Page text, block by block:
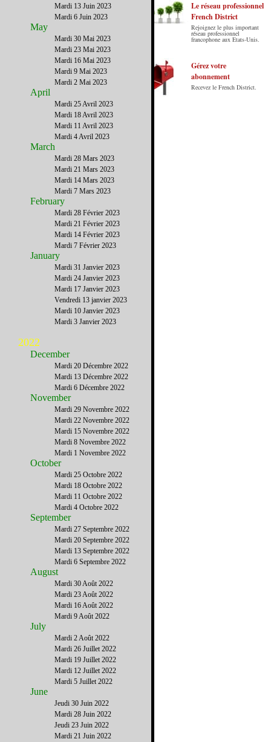
Le French District est le premier guide sur
internet en Français sur les Etats-Unis.
Notre principe : Le meilleur des Etats-Unis
par ceux qui y vivent.
Le réseau professionnel
French District
Rejoignez le plus important
réseau professionnel
francophone aux Etats-Unis.
Gérez votre
abonnement
Recevez le French District.
Mardi 13 Juin 2023
Mardi 6 Juin 2023
May
Mardi 30 Mai 2023
Mardi 23 Mai 2023
Mardi 16 Mai 2023
Mardi 9 Mai 2023
Mardi 2 Mai 2023
April
Mardi 25 Avril 2023
Mardi 18 Avril 2023
Mardi 11 Avril 2023
Mardi 4 Avril 2023
March
Mardi 28 Mars 2023
Mardi 21 Mars 2023
Mardi 14 Mars 2023
Mardi 7 Mars 2023
February
Mardi 28 Février 2023
Mardi 21 Février 2023
Mardi 14 Février 2023
Mardi 7 Février 2023
January
Mardi 31 Janvier 2023
Mardi 24 Janvier 2023
Mardi 17 Janvier 2023
Vendredi 13 janvier 2023
Mardi 10 Janvier 2023
Mardi 3 Janvier 2023
2022
December
Mardi 20 Décembre 2022
Mardi 13 Décembre 2022
Mardi 6 Décembre 2022
November
Mardi 29 Novembre 2022
Mardi 22 Novembre 2022
Mardi 15 Novembre 2022
Mardi 8 Novembre 2022
Mardi 1 Novembre 2022
October
Mardi 25 Octobre 2022
Mardi 18 Octobre 2022
Mardi 11 Octobre 2022
Mardi 4 Octobre 2022
September
Mardi 27 Septembre 2022
Mardi 20 Septembre 2022
Mardi 13 Septembre 2022
Mardi 6 Septembre 2022
August
Mardi 30 Août 2022
Mardi 23 Août 2022
Mardi 16 Août 2022
Mardi 9 Août 2022
July
Mardi 2 Août 2022
Mardi 26 Juillet 2022
Mardi 19 Juillet 2022
Mardi 12 Juillet 2022
Mardi 5 Juillet 2022
June
Jeudi 30 Juin 2022
Mardi 28 Juin 2022
Jeudi 23 Juin 2022
Mardi 21 Juin 2022